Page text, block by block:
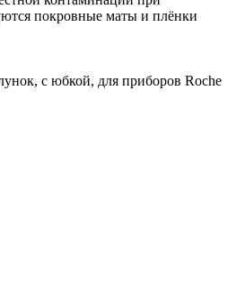
покровные маты и плёнки
c юбкой, для приборов Roche